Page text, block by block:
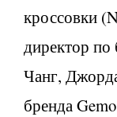
кроссовки
директор по
Чанг,
бренда